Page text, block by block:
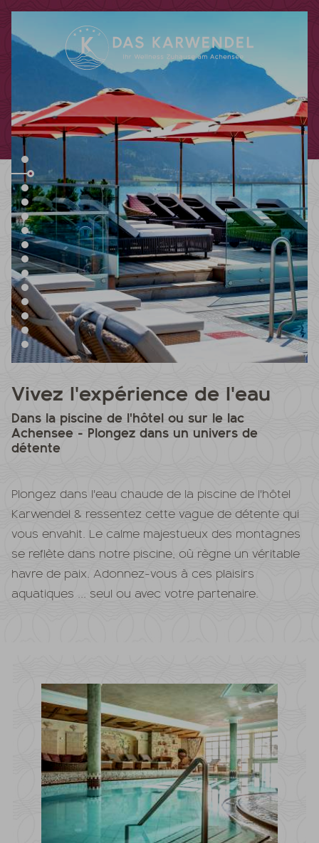
Vivez l'expérience de l'eau
Dans la piscine de l'hôtel ou sur le lac
Achensee - Plongez dans un univers de
détente
Plongez dans l'eau chaude de la piscine de l'hôtel
Karwendel & ressentez cette vague de détente qui
vous envahit. Le calme majestueux des montagnes
se reflète dans notre piscine, où règne un véritable
havre de paix. Adonnez-vous à ces plaisirs
aquatiques ... seul ou avec votre partenaire.